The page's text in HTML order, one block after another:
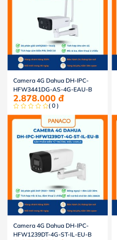
Camera 4G Dahua DH-IPC-
HFW3441DG-AS-4G-EAU-B
2.878.000 đ
( 0 )
Camera 4G Dahua DH-IPC-
HFW1239DT-4G-ST-IL-EU-B